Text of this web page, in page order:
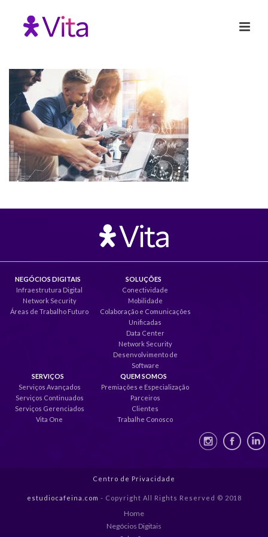
NEGÓCIOS DIGITAIS
Infraestrutura Digital
Network Security
Áreas de Trabalho Futuro
SOLUÇÕES
Conectividade
Mobilidade
Colaboração e Comunicações
Unificadas
Data Center
Network Security
Desenvolvimento de
Software
SERVIÇOS
Serviços Avançados
Serviços Continuados
Serviços Gerenciados
Vita One
QUEM SOMOS
Premiações e Especialização
Parceiros
Clientes
Trabalhe Conosco
Centro de Privacidade
estudiocafeina.com - Copyright All Rights Reserved © 2018
Home
Negócios Digitais